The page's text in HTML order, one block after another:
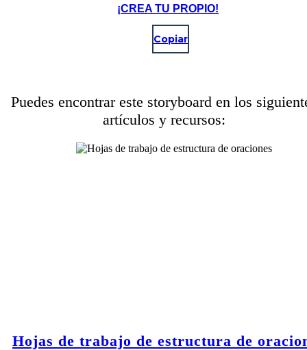
¡CREA TU PROPIO!
Copiar
Puedes encontrar este storyboard en los
artículos y recursos:
Hojas de trabajo de estructura de